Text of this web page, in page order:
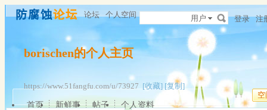
论坛 个人空间 用户 登录 注
borischen的个人主页
https://www.51fangfu.com/u/73927 [收藏] [复制]
空
首页 新鲜事 帖子 个人资料